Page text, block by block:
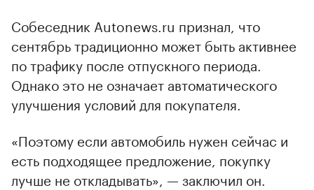
Собеседник Autonews.ru признал, что
сентябрь традиционно может быть активнее
по трафику после отпускного периода.
Однако это не означает автоматического
улучшения условий для покупателя.
«Поэтому если автомобиль нужен сейчас и
есть подходящее предложение, покупку
лучше не откладывать», — заключил он.